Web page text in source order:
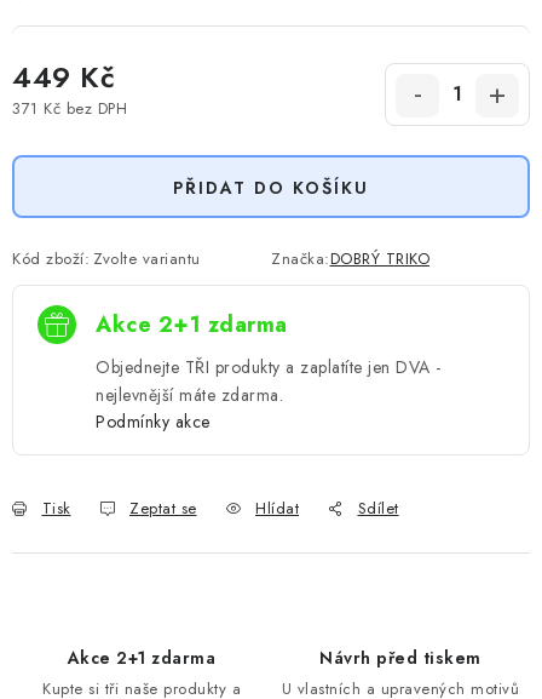
449 Kč
371 Kč bez DPH
PŘIDAT DO KOŠÍKU
Kód zboží: Zvolte variantu Značka:DOBRÝ TRIKO
Akce 2+1 zdarma
Objednejte TŘI produkty a zaplatíte jen DVA -
nejlevnější máte zdarma.
Podmínky akce
Tisk Zeptat se Hlídat Sdílet
Akce 2+1 zdarma
Kupte si tři naše produkty a
Návrh před tiskem
U vlastních a upravených motivů